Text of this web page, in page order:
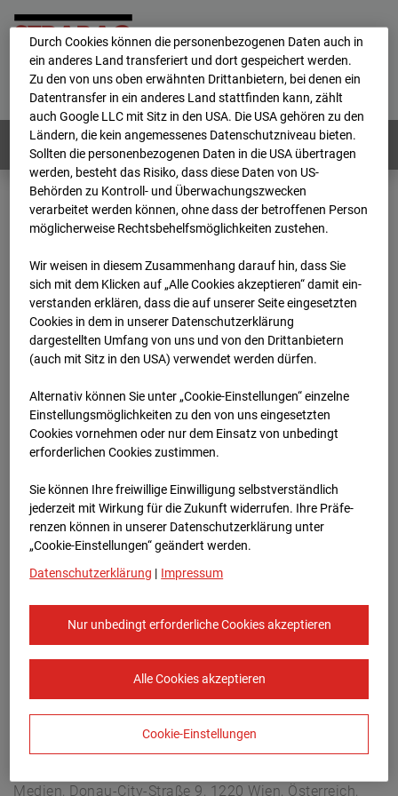
Home E-Mail Impressum
Login
Deutsch / English
Webcams: Alle Länder
Home
Deutschland
BC-186 - BV-Lübbenau Nordkopf
Archiv
2026
07 08 15:15
BC-186 - BV-Lübbenau
Nordkopf
Berliner Str. 30, 03222 Berlin
Zur Übersicht
Europe/Berlin
Medien, Donau-City-Straße 9, 1220 Wien, Österreich,
Durch Cookies können die personenbezogenen Daten auch in
ein anderes Land transferiert und dort gespeichert werden.
Zu den von uns oben erwähnten Drittanbietern, bei denen ein
Datentransfer in ein anderes Land stattfinden kann, zählt
auch Google LLC mit Sitz in den USA. Die USA gehören zu den
Ländern, die kein angemessenes Datenschutzniveau bieten.
Sollten die personenbezogenen Daten in die USA übertragen
werden, besteht das Risiko, dass diese Daten von US-
Behörden zu Kontroll- und Überwachungszwecken
verarbeitet werden können, ohne dass der betroffenen Person
möglicherweise Rechtsbehelfsmöglichkeiten zustehen.
Wir weisen in diesem Zusammenhang darauf hin, dass Sie
sich mit dem Klicken auf „Alle Cookies akzeptieren“ damit ein­
ver­standen erklären, dass die auf unserer Seite eingesetzten
Cookies in dem in unserer Datenschutzerklärung
dargestellten Umfang von uns und von den Drittanbietern
(auch mit Sitz in den USA) verwendet werden dürfen.
Alternativ können Sie unter „Cookie-Einstellungen“ einzelne
Einstellungsmöglichkeiten zu den von uns eingesetzten
Cookies vornehmen oder nur dem Einsatz von unbedingt
erforderlichen Cookies zustimmen.
Sie können Ihre freiwillige Einwilligung selbstverständlich
jederzeit mit Wirkung für die Zukunft widerrufen. Ihre Prä­fe­
renzen können in unserer Datenschutzerklärung unter
„Cookie-Einstellungen“ geändert werden.
Datenschutzerklärung | Impressum
Nur unbedingt erforderliche Cookies akzeptieren
Alle Cookies akzeptieren
Cookie-Einstellungen